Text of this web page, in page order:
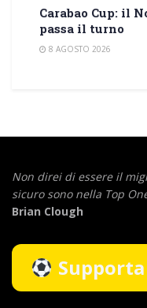
Carabao Cup: il
passa il turno
8 AGOSTO 2026
Non direi di essere il
sicuro sono nella Top
Brian Clough
Supporta